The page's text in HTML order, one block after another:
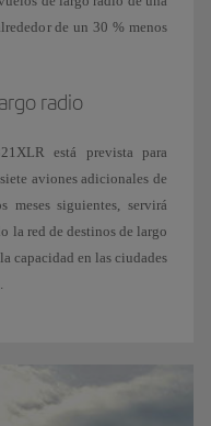
de un 30 % menos
radio
está prevista para
aviones adicionales de
siguientes, servirá
la red de destinos de largo
capacidad en las ciudades